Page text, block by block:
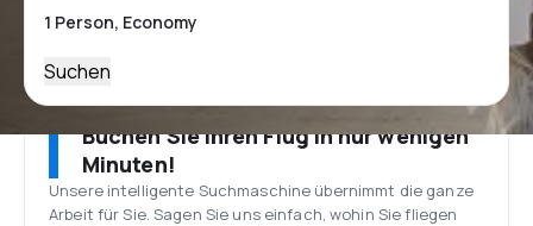
Suchen
Buchen Sie Ihren Flug in nur wenigen
Minuten!
Unsere intelligente Suchmaschine übernimmt die ganze
Arbeit für Sie. Sagen Sie uns einfach, wohin Sie fliegen